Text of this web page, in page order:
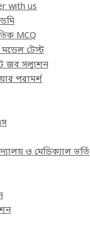
with us
MCQ
মডেল টেস্ট
জব সল্যুশন
পরামর্শ
ও মেডিক্যাল ভর্তি